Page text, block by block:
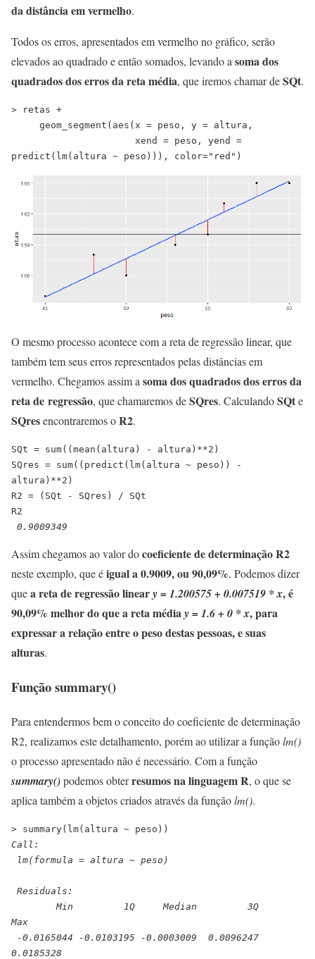
da distância em vermelho.
Todos os erros, apresentados em vermelho no gráfico, serão
elevados ao quadrado e então somados, levando asoma dos
quadrados dos erros da reta média, que iremos chamar deSQt.
> retas +
     geom_segment(aes(x = peso, y = altura,
predict(lm(altura ~ peso))), color="red")
O mesmo processo acontece com a reta de regressão linear, que
também tem seus erros representados pelas distâncias em
vermelho. Chegamos assim asoma dos quadrados dos erros da
reta de regressão, que chamaremos deSQres. CalculandoSQte
SQresencontraremos oR2.
SQt = sum((mean(altura) - altura)**2)
SQres = sum((predict(lm(altura ~ peso)) -
altura)**2)
R2 = (SQt - SQres) / SQt
R2
0.9009349
Assim chegamos ao valor docoeficiente de determinação R2
neste exemplo, que éigual a 0.9009, ou 90,09%. Podemos dizer
quea reta de regressão lineary = 1.200575 + 0.007519 * x, é
90,09% melhor do que a reta médiay = 1.6 + 0 * x, para
expressar a relação entre o peso destas pessoas, e suas
alturas.
Função summary()
Para entendermos bem o conceito do coeficiente de determinação
R2, realizamos este detalhamento, porém ao utilizar a funçãolm()
o processo apresentado não é necessário. Com a função
summary()podemos obterresumos na linguagem R, o que se
aplica também a objetos criados através da funçãolm().
> summary(lm(altura ~ peso))
Call:
lm(formula = altura ~ peso)
Residuals:
Max
0.0185328